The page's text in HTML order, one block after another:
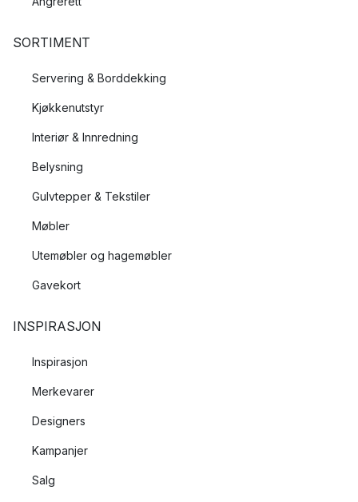
SORTIMENT
Servering & Borddekking
Kjøkkenutstyr
Interiør & Innredning
Belysning
Gulvtepper & Tekstiler
Møbler
Utemøbler og hagemøbler
Gavekort
INSPIRASJON
Inspirasjon
Merkevarer
Designers
Kampanjer
Salg